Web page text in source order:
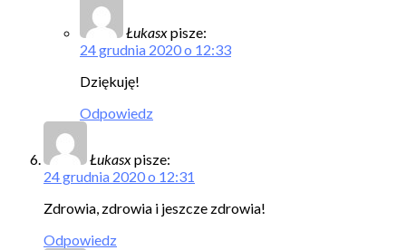
Łukasxpisze:
24 grudnia 2020 o 12:33
Dziękuję!
Odpowiedz
Łukasxpisze:
24 grudnia 2020 o 12:31
Zdrowia, zdrowia i jeszcze zdrowia!
Odpowiedz